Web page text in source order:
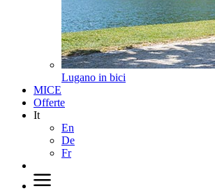
Lugano in bici
MICE
Offerte
It
En
De
Fr